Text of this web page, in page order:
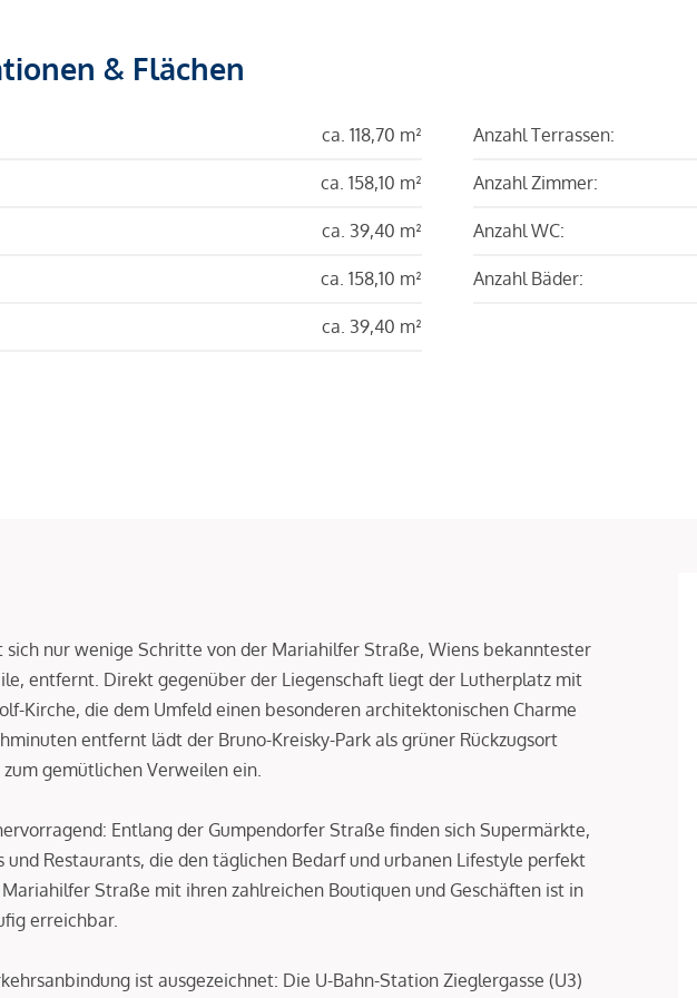
& Flächen
ca. 118,70 m²
ca. 158,10 m²
ca. 39,40 m²
ca. 158,10 m²
ca. 39,40 m²
Anzahl Terrassen:
Anzahl Zimmer:
Anzahl WC:
Anzahl Bäder:
sich nur wenige Schritte von der Mariahilfer Straße, Wiens bekanntester
entfernt. Direkt gegenüber der Liegenschaft liegt der Lutherplatz mit
Kirche, die dem Umfeld einen besonderen architektonischen Charme
entfernt lädt der Bruno-Kreisky-Park als grüner Rückzugsort
gemütlichen Verweilen ein.
Entlang der Gumpendorfer Straße finden sich Supermärkte,
und Restaurants, die den täglichen Bedarf und urbanen Lifestyle perfekt
Straße mit ihren zahlreichen Boutiquen und Geschäften ist in
erreichbar.
ist ausgezeichnet: Die U-Bahn-Station Zieglergasse (U3)